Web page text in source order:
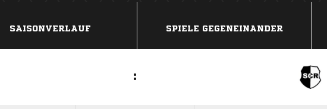
SAISONVERLAUF SPIELE GEGENEINANDER
: